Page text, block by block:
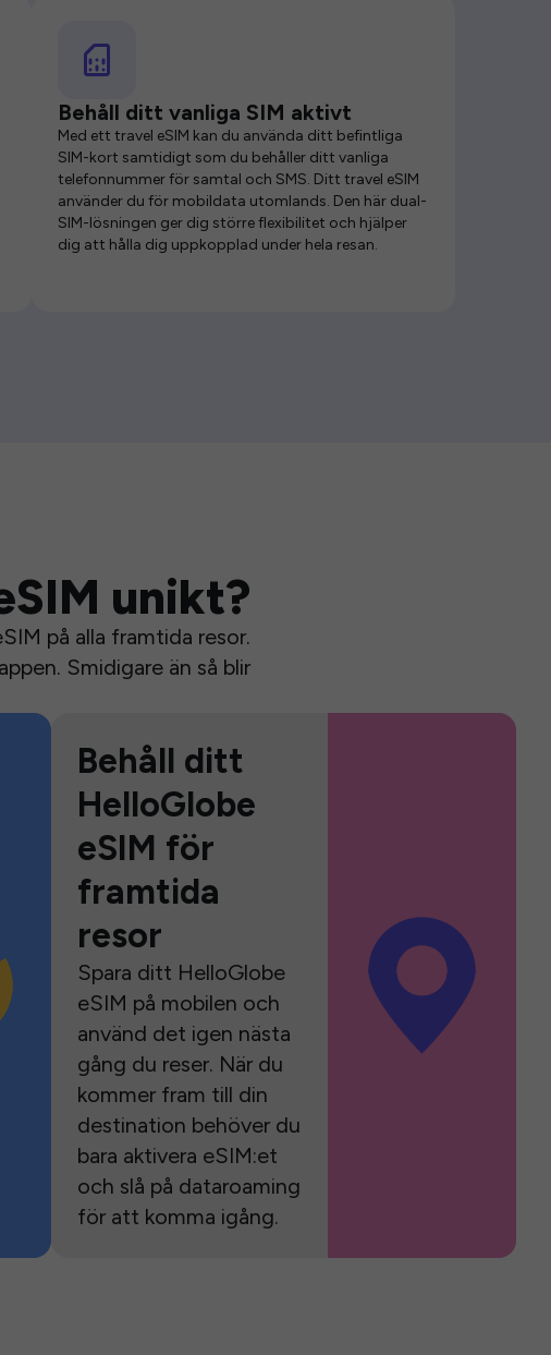
Behåll ditt vanliga SIM aktivt
Med ett travel eSIM kan du använda ditt befintliga
SIM-kort samtidigt som du behåller ditt vanliga
telefonnummer för samtal och SMS. Ditt travel eSIM
använder du för mobildata utomlands. Den här dual-
SIM-lösningen ger dig större flexibilitet och hjälper
dig att hålla dig uppkopplad under hela resan.
unikt?
på alla framtida resor.
Smidigare än så blir
Behåll ditt
HelloGlobe
eSIM för
framtida
resor
Spara ditt HelloGlobe
eSIM på mobilen och
använd det igen nästa
gång du reser. När du
kommer fram till din
destination behöver du
bara aktivera eSIM:et
och slå på dataroaming
för att komma igång.